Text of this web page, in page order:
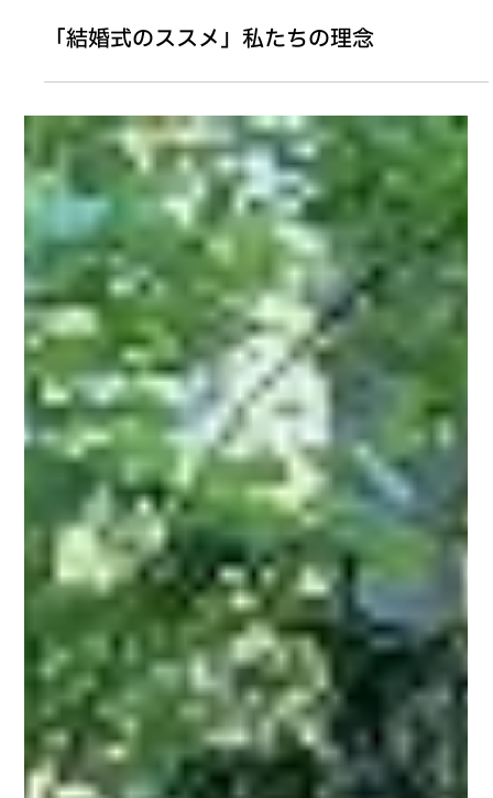
2025年11月11日
「結婚式のススメ」私たちの理念